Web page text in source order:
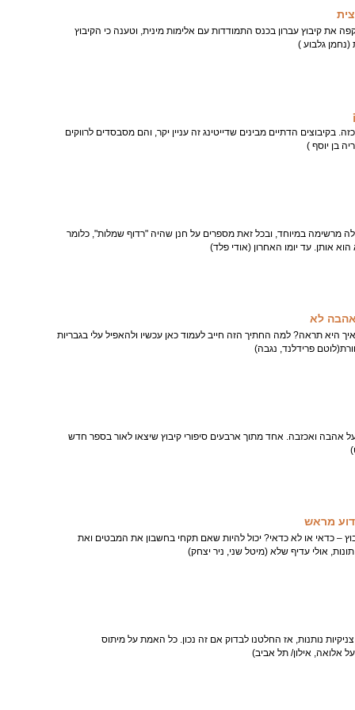
את קיבוץ עברון בכנס התמודדות עם אלימות מינית, וטענה כי הקיבוץ
גלבוע )
בקיבוצים הדתיים מבינים שדייטינג זה עניין יקר, והם מסבסדים לרווקים
בן יוסף )
מרשימה במיוחד, ובכל זאת מספרים על חנן שהיה "רדוף שמלות", כלומר
אותן. עד יומו האחרון (אודי פלד)
לא
איך היא תראה? למה החתיך הזה חייב לעמוד כאן עכשיו ולהאפיל עלי בגבריות
פרידלנד, נגבה)
אהבה ואכזבה. אחד מתוך ארבעים סיפורי קיבוץ שיצאו לאור בספר חדש
מראש
– כדאי או לא כדאי? יכול להיות שאם תקחי בחשבון את המבטים ואת
אולי עדיף שלא (מיטל שני, ניר יצחק)
נותנות, אז החלטנו לבדוק אם זה נכון. כל האמת על מיתוס
אלואה, אילון/ תל אביב)